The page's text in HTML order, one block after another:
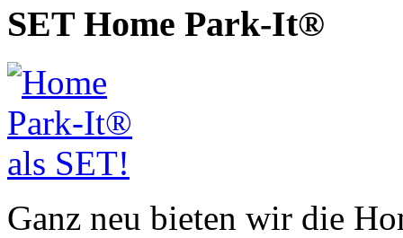
SET Home Park-It®
Ganz neu bieten wir die